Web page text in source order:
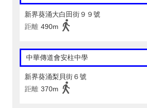
新界葵涌大白田街９９號
距離 490m
中華傳道會安柱中學
新界葵涌梨貝街６號
距離 370m